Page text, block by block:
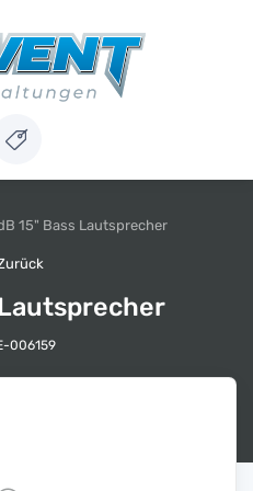
15" Bass Lautsprecher
006159